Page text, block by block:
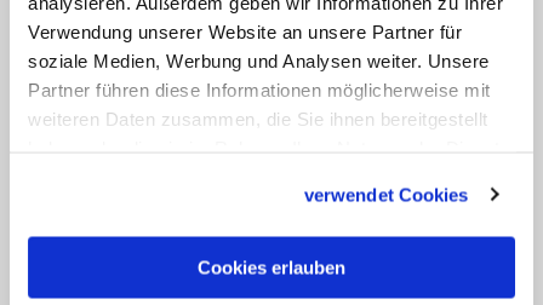
Verwendung unserer Website an unsere Partner für
soziale Medien, Werbung und Analysen weiter. Unsere
Partner führen diese Informationen möglicherweise mit
weiteren Daten zusammen, die Sie ihnen bereitgestellt
verwendet Cookies
Cookies erlauben
Schulen. Laut ORF hat der Buddhismus
etwa 25.000 Anhänger. Zurzeit
unterrichten bereits 14 buddhistische